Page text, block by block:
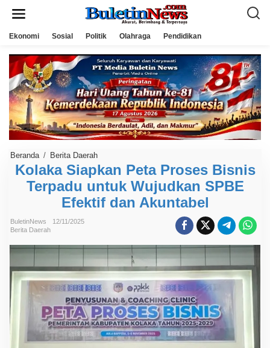
Ekonomi Sosial Politik Olahraga Pendidikan
Beranda / Berita Daerah
o
l
a
k
a
S
k
a
P
e
t
a
P
r
o
s
Kolaka Siapkan Peta Proses Bisnis
Terpadu untuk Wujudkan SPBE
Efektif dan Akuntabel
BuletinNews
12/11/2025
Berita Daerah